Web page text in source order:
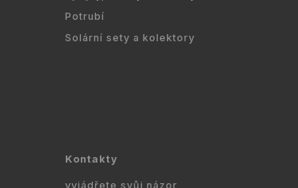
Potrubí
Solární sety a kolektory
Kontakty
vyjádřete svůj názor